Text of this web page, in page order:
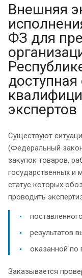
Внешняя
ФЗ для
доступная
экспертов
Существуют
(Федеральный
закупок товаров,
государственных и
статус которых
проводить
результатов
оказанной по
Заказывается